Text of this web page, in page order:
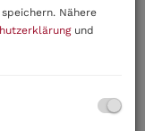
idyllischer
Nähere
und